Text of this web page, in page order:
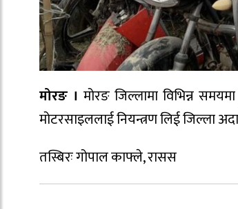
मोरङ । मोरङ जिल्लामा विभिन्न
मोटरसाइललाई नियन्त्रण लिई जिल्ला
तस्बिरः गोपाल काफ्ले, रासस